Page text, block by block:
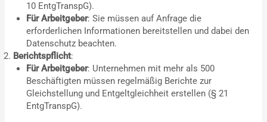
10 EntgTranspG).
Für Arbeitgeber: Sie müssen auf Anfrage die
erforderlichen Informationen bereitstellen und dabei den
Datenschutz beachten.
Berichtspflicht:
Für Arbeitgeber: Unternehmen mit mehr als 500
Beschäftigten müssen regelmäßig Berichte zur
Gleichstellung und Entgeltgleichheit erstellen (§ 21
EntgTranspG).